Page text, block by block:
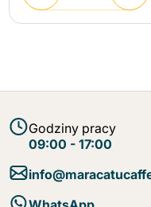
Godziny pracy
09:00 - 17:00